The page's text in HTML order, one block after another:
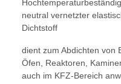
neutral vernetzter
Dichtstoff
dient zum Abdichten von
Öfen, Reaktoren,
auch im KFZ-Bereich